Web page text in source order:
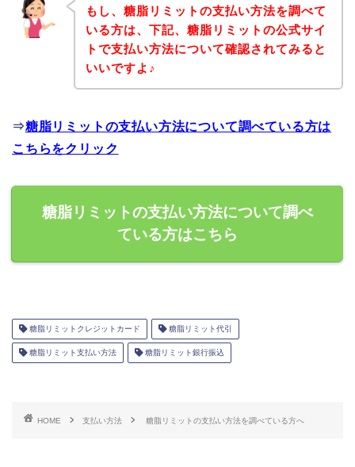
もし、糖脂リミットの支払い方法を調べて
いる方は、下記、糖脂リミットの公式サイ
トで支払い方法について確認されてみると
いいですよ♪
⇒糖脂リミットの支払い方法について調べている方は
こちらをクリック
糖脂リミットの支払い方法について調べ
ている方はこちら
糖脂リミットクレジットカード 糖脂リミット代引
糖脂リミット支払い方法 糖脂リミット銀行振込
HOME 支払い方法 糖脂リミットの支払い方法を調べている方へ